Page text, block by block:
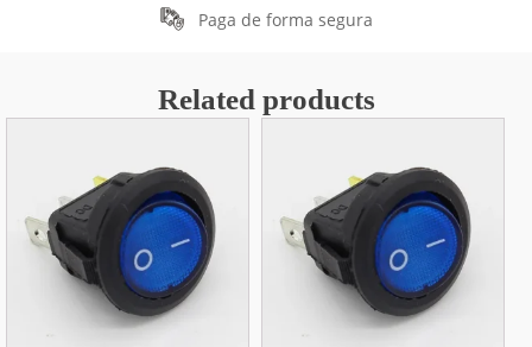
Paga de forma segura
Related products